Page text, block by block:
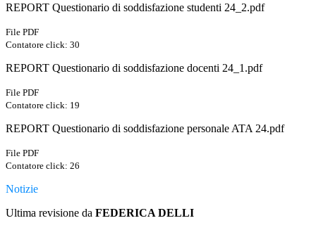
REPORT Questionario di soddisfazione studenti 24_2.pdf
File PDF
Contatore click: 30
REPORT Questionario di soddisfazione docenti 24_1.pdf
File PDF
Contatore click: 19
REPORT Questionario di soddisfazione personale ATA 24.pdf
File PDF
Contatore click: 26
Notizie
Ultima revisione da FEDERICA DELLI